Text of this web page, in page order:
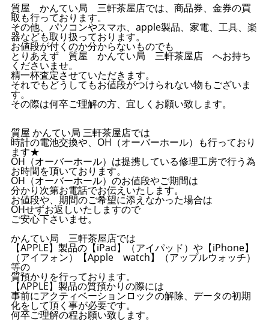
質屋 かんてい局 三軒茶屋店では、商品券、金券の買
取も行っております。
その他、パソコンやスマホ、apple製品、家電、工具、楽
器なども取り扱っております。
お値段が付くのか分からないものでも
とりあえず 質屋 かんてい局 三軒茶屋店 へお持ち
くださいませ。
精一杯査定させていただきます。
それでもどうしてもお値段がつけられない物もございま
す。
その際は何卒ご理解の方、宜しくお願い致します。
質屋 かんてい局 三軒茶屋店では
時計の電池交換や、OH（オーバーホール）も行っており
ます★
OH（オーバーホール）は提携している修理工房で行う為
お時間を頂いております。
OH（オーバーホール）のお値段やご期間は
分かり次第お電話でお伝えいたします。
お値段や、期間のご希望に添えなかった場合は
OHせずお返しいたしますので
ご安心下さいませ。
かんてい局 三軒茶屋店では
【APPLE】製品の【iPad】（アイパッド）や【iPhone】
（アイフォン）【Apple watch】（アップルウォッチ）
等の
質預かりを行っております。
【APPLE】製品の質預かりの際には
事前にアクティベーションロックの解除、データの初期
化をして頂く事が必要です。
何卒ご理解の程お願い致します。